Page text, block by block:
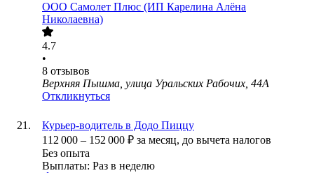
ООО Самолет Плюс (ИП Карелина Алёна
Николаевна)
4.7
•
8 отзывов
Верхняя Пышма, улица Уральских Рабочих, 44А
Откликнуться
Курьер-водитель в Додо Пиццу
112 000 – 152 000 ₽ за месяц, до вычета налогов
Без опыта
Выплаты: Раз в неделю